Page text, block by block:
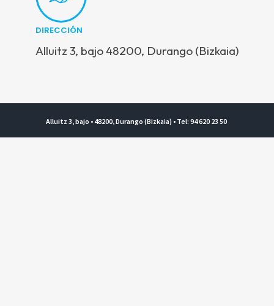
DIRECCIÓN
Alluitz 3, bajo 48200, Durango (Bizkaia)
Alluitz 3, bajo • 48200, Durango (Bizkaia) • Tel: 94 620 23 50